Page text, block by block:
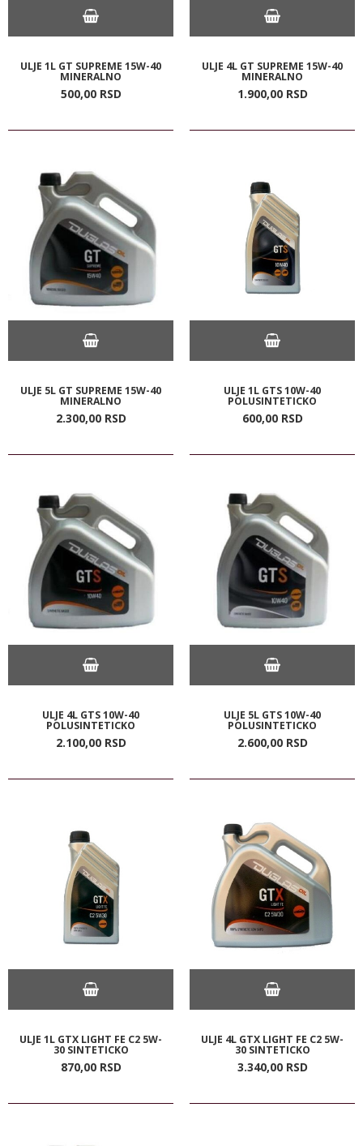
ULJE 1L GT SUPREME 15W-40
MINERALNO
500,00 RSD
ULJE 4L GT SUPREME 15W-40
MINERALNO
1.900,00 RSD
ULJE 5L GT SUPREME 15W-40
MINERALNO
2.300,00 RSD
ULJE 1L GTS 10W-40
POLUSINTETICKO
600,00 RSD
ULJE 4L GTS 10W-40
POLUSINTETICKO
2.100,00 RSD
ULJE 5L GTS 10W-40
POLUSINTETICKO
2.600,00 RSD
ULJE 1L GTX LIGHT FE C2 5W-
30 SINTETICKO
870,00 RSD
ULJE 4L GTX LIGHT FE C2 5W-
30 SINTETICKO
3.340,00 RSD